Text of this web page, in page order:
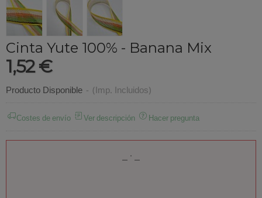
Cinta Yute 100% - Banana Mix
1,52 €
Producto Disponible - (Imp. Incluidos)
Costes de envío Ver descripción Hacer pregunta